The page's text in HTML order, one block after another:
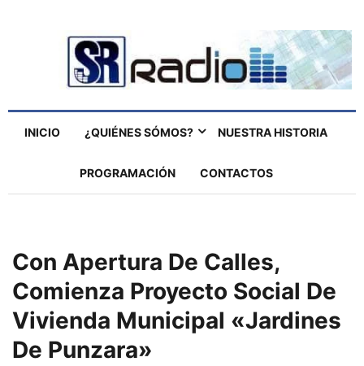
INICIO ¿QUIÉNES SÓMOS? NUESTRA HISTORIA
PROGRAMACIÓN CONTACTOS
Con Apertura De Calles,
Comienza Proyecto Social De
Vivienda Municipal «Jardines
De Punzara»